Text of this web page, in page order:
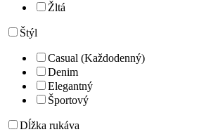
Žltá
Štýl
Casual (Každodenný)
Denim
Elegantný
Športový
Dĺžka rukáva